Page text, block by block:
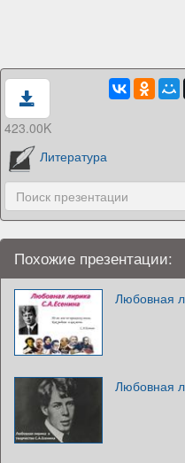
423.00K
Литература
Похожие презентации:
Любовная
Любовная